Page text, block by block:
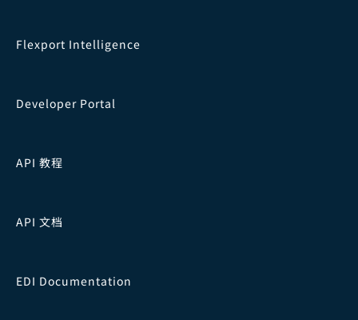
Flexport Intelligence
Developer Portal
API 教程
API 文档
EDI Documentation